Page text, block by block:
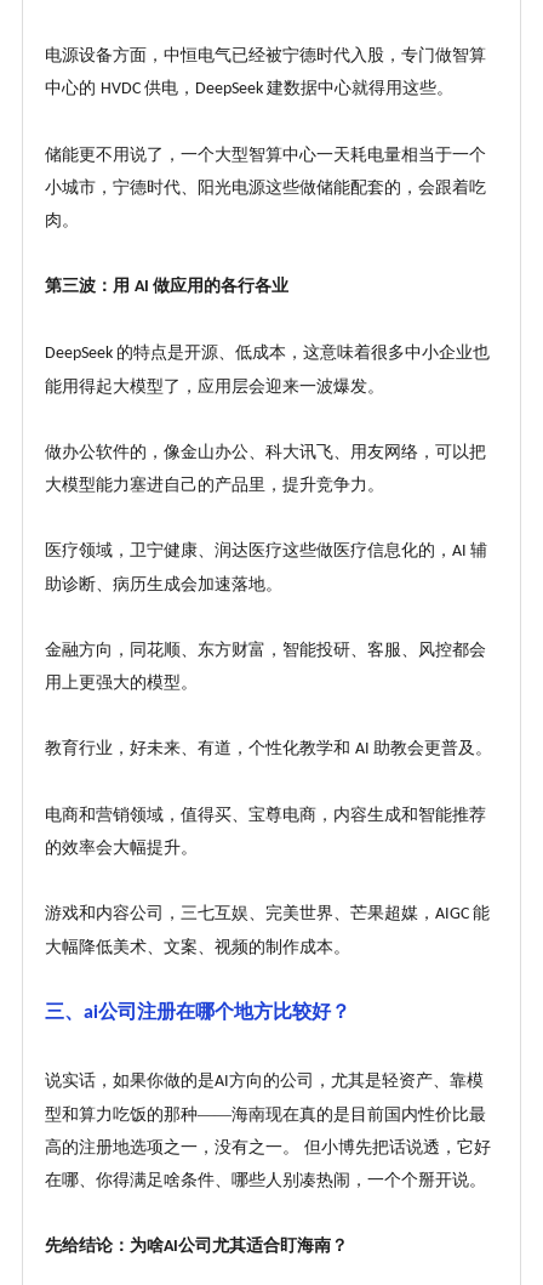
电源设备方面，中恒电气已经被宁德时代入股，专门做智算
中心的 HVDC 供电， DeepSeek 建数据中心就得用这些。
储能更不用说了，一个大型智算中心一天耗电量相当于一个
小城市，宁德时代、阳光电源这些做储能配套的，会跟着吃
肉。
第三波：用 AI 做应用的各行各业
DeepSeek 的特点是开源、低成本，这意味着很多中小企业也
能用得起大模型了，应用层会迎来一波爆发。
做办公软件的，像金山办公、科大讯飞、用友网络，可以把
大模型能力塞进自己的产品里，提升竞争力。
医疗领域，卫宁健康、润达医疗这些做医疗信息化的， AI 辅
助诊断、病历生成会加速落地。
金融方向，同花顺、东方财富，智能投研、客服、风控都会
用上更强大的模型。
教育行业，好未来、有道，个性化教学和 AI 助教会更普及。
电商和营销领域，值得买、宝尊电商，内容生成和智能推荐
的效率会大幅提升。
游戏和内容公司，三七互娱、完美世界、芒果超媒， AIGC 能
大幅降低美术、文案、视频的制作成本。
三、 ai公司注册在哪个地方比较好？
说实话，如果你做的是AI 方向的公司，尤其是轻资产、靠模
型和算力吃饭的那种——海南现在真的是目前国内性价比最
高的注册地选项之一，没有之一。 但小博先把话说透，它好
在哪、你得满足啥条件、哪些人别凑热闹，一个个掰开说。
先给结论：为啥AI 公司尤其适合盯海南？